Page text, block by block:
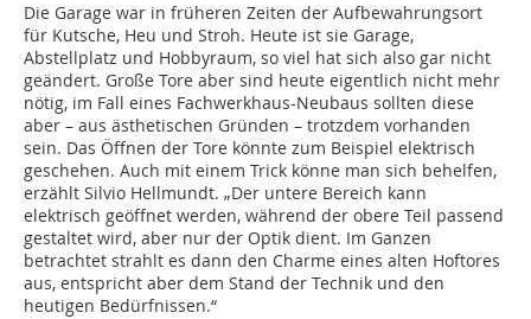
Die Garage war in früheren Zeiten der Aufbewahrungsort
für Kutsche, Heu und Stroh. Heute ist sie Garage,
Abstellplatz und Hobbyraum, so viel hat sich also gar nicht
geändert. Große Tore aber sind heute eigentlich nicht mehr
nötig, im Fall eines Fachwerkhaus-Neubaus sollten diese
aber – aus ästhetischen Gründen – trotzdem vorhanden
sein. Das Öffnen der Tore könnte zum Beispiel elektrisch
geschehen. Auch mit einem Trick könne man sich behelfen,
erzählt Silvio Hellmundt. „Der untere Bereich kann
elektrisch geöffnet werden, während der obere Teil passend
gestaltet wird, aber nur der Optik dient. Im Ganzen
betrachtet strahlt es dann den Charme eines alten Hoftores
aus, entspricht aber dem Stand der Technik und den
heutigen Bedürfnissen.“